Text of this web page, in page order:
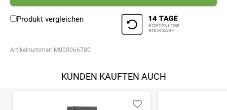
Produkt vergleichen
Artikelnummer: M000066780
KUNDEN KAUFTEN AUCH